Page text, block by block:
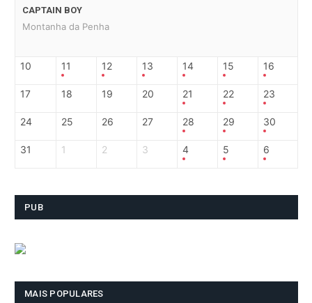
CAPTAIN BOY
Montanha da Penha
10 11 12 13 14 15 16
17 18 19 20 21 22 23
24 25 26 27 28 29 30
31 1 2 3 4 5 6
PUB
MAIS POPULARES